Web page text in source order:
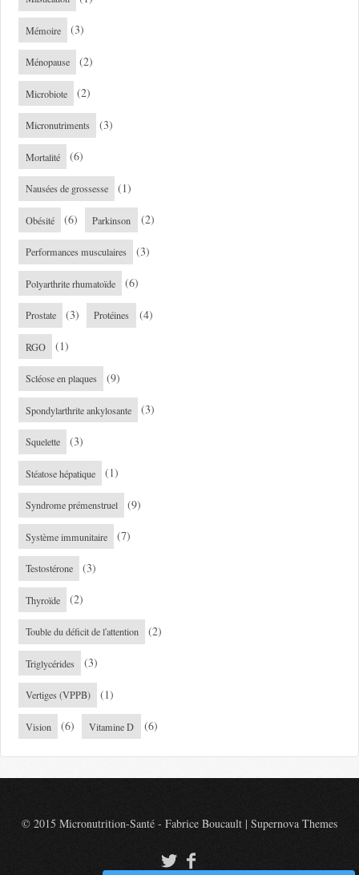
Mémoire (3)
Ménopause (2)
Microbiote (2)
Micronutriments (3)
Mortalité (6)
Nausées de grossesse (1)
Obésité (6) Parkinson (2)
Performances musculaires (3)
Polyarthrite rhumatoïde (6)
Prostate (3) Protéines (4)
RGO (1)
Scléose en plaques (9)
Spondylarthrite ankylosante (3)
Squelette (3)
Stéatose hépatique (1)
Syndrome prémenstruel (9)
Système immunitaire (7)
Testostérone (3)
Thyroïde (2)
Touble du déficit de l'attention (2)
Triglycérides (3)
Vertiges (VPPB) (1)
Vision (6) Vitamine D (6)
© 2015 Micronutrition-Santé - Fabrice Boucault | Supernova Themes